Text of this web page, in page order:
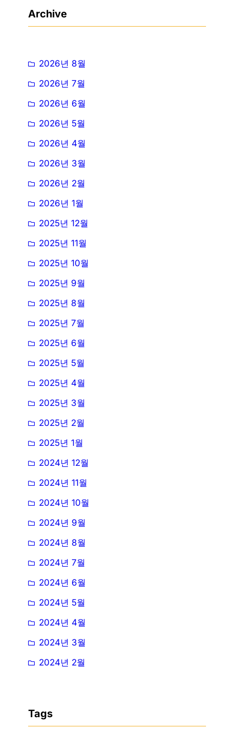
Archive
2026년 8월
2026년 7월
2026년 6월
2026년 5월
2026년 4월
2026년 3월
2026년 2월
2026년 1월
2025년 12월
2025년 11월
2025년 10월
2025년 9월
2025년 8월
2025년 7월
2025년 6월
2025년 5월
2025년 4월
2025년 3월
2025년 2월
2025년 1월
2024년 12월
2024년 11월
2024년 10월
2024년 9월
2024년 8월
2024년 7월
2024년 6월
2024년 5월
2024년 4월
2024년 3월
2024년 2월
Tags